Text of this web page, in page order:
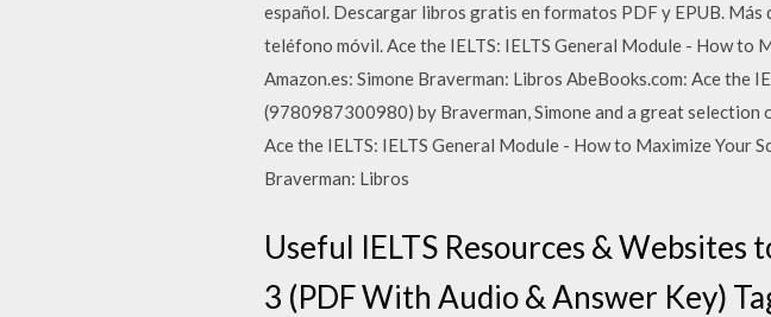
español. Descargar libros gratis en formatos PDF y EPUB.
teléfono móvil. Ace the IELTS: IELTS General Module - How
Amazon.es: Simone Braverman: Libros AbeBooks.com: Ace the
(9780987300980) by Braverman, Simone and a great
Ace the IELTS: IELTS General Module - How to Maximize Your
Braverman: Libros
Useful IELTS Resources & Websites
3 (PDF With Audio & Answer Key)